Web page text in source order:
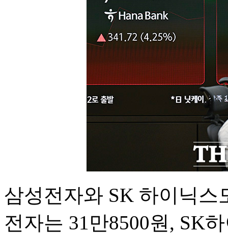
삼성전자와 SK 하이닉스
전자는 31만8500원, SK